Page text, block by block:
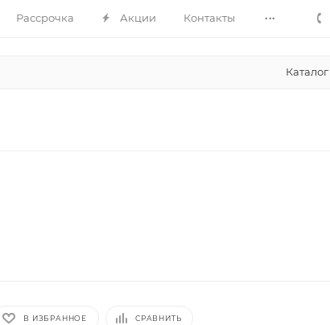
Рассрочка Акции Контакты ...
Каталог
В ИЗБРАННОЕ СРАВНИТЬ